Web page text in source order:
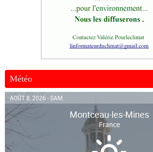
Météo
AOÛT 8, 2026 - SAM.
Montceau-les-Mines
France